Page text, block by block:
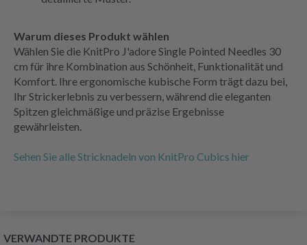
Warum dieses Produkt wählen
Wählen Sie die KnitPro J'adore Single Pointed Needles 30
cm für ihre Kombination aus Schönheit, Funktionalität und
Komfort. Ihre ergonomische kubische Form trägt dazu bei,
Ihr Strickerlebnis zu verbessern, während die eleganten
Spitzen gleichmäßige und präzise Ergebnisse
gewährleisten.
Sehen Sie alle Stricknadeln von KnitPro Cubics hier
VERWANDTE PRODUKTE